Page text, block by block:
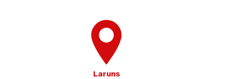
Laruns